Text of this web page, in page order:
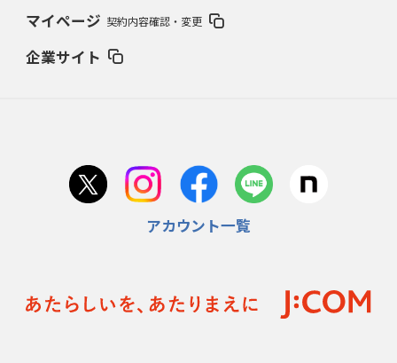
マイページ 契約内容確認・変更
企業サイト
アカウント一覧